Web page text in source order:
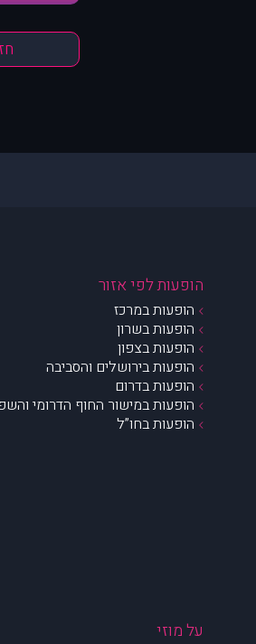
הופעות לפי אזור
הופעות במרכז
הופעות בשרון
הופעות בצפון
הופעות בירושלים והסביבה
הופעות בדרום
הופעות במישור החוף הדרומי
הופעות בחו”ל
על מוזי